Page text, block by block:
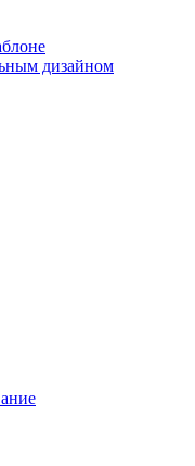
дизайном